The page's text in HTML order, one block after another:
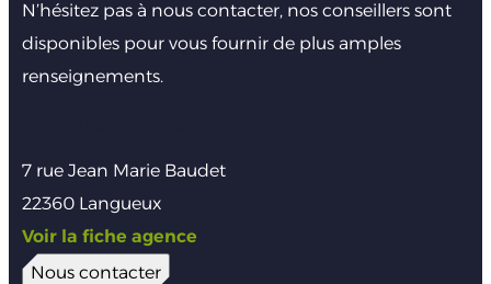
N’hésitez pas à nous contacter, nos conseillers sont
disponibles pour vous fournir de plus amples
renseignements.
7 rue Jean Marie Baudet
22360 Langueux
Voir la fiche agence
Nous contacter